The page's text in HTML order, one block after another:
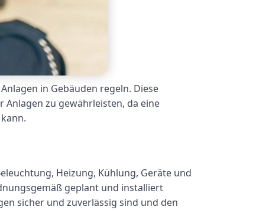
in Gebäuden regeln. Diese
zu gewährleisten, da eine
Heizung, Kühlung, Geräte und
geplant und installiert
sicher und zuverlässig sind und den